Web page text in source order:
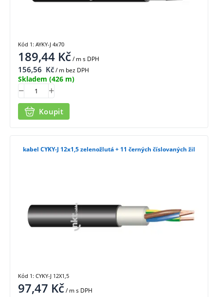
189,44 Kč/ ms DPH
156,56 Kč/ m bez DPH
Skladem (426 m)
Koupit
Kód 1: AYKY-J 4x70
kabel CYKY-J 12x1,5 zelenožlutá + 11 černých číslovaných žil
97,47 Kč/ ms DPH
Kód 1: CYKY-J 12X1,5